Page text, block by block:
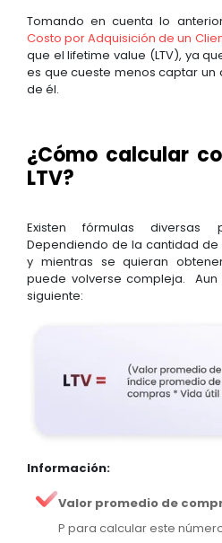
Tomando en cuenta lo
Costo por Adquisición de un
que el lifetime value (LTV), ya
es que cueste menos captar un
de él.
¿Cómo calcular
LTV?
Existen fórmulas
Dependiendo de la cantidad
y mientras se quieran
puede volverse compleja.
siguiente:
Información:
Valor promedio de
P para calcular este